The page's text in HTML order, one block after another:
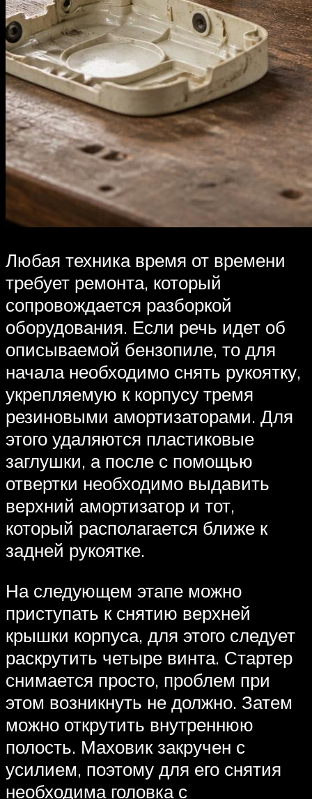
Любая техника время от времени
требует ремонта, который
сопровождается разборкой
оборудования. Если речь идет об
описываемой бензопиле, то для
начала необходимо снять рукоятку,
укрепляемую к корпусу тремя
резиновыми амортизаторами. Для
этого удаляются пластиковые
заглушки, а после с помощью
отвертки необходимо выдавить
верхний амортизатор и тот,
который располагается ближе к
задней рукоятке.
На следующем этапе можно
приступать к снятию верхней
крышки корпуса, для этого следует
раскрутить четыре винта. Стартер
снимается просто, проблем при
этом возникнуть не должно. Затем
можно открутить внутреннюю
полость. Маховик закручен с
усилием, поэтому для его снятия
необходима головка с